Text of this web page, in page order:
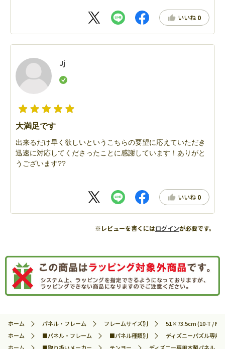
いいね 0
Jj
大満足です
出来るだけ早く欲しいというこちらの要望に応えていただき
迅速に対応してくださったことに感謝しています！ありがと
うございます??
いいね 0
※レビューを書くにはログインが必要です。
ホーム パネル・フレーム フレームサイズ別
51×73.5cm (10-T /
ホーム
■パネル・フレーム ■パネル種類別
ディズニーパズル専用